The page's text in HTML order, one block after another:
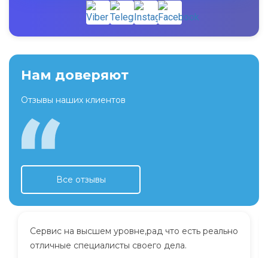
Нам доверяют
Отзывы наших клиентов
Все отзывы
Сервис на высшем уровне,рад что есть реально
отличные специалисты своего дела.